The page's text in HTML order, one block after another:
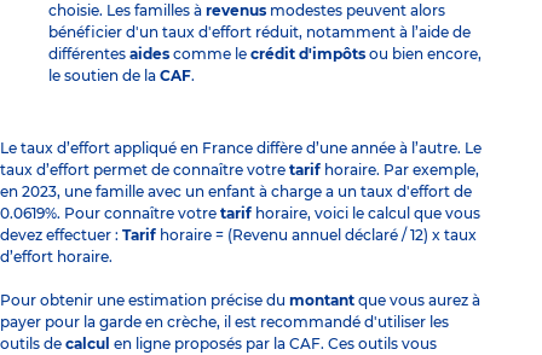
choisie. Les familles à revenus modestes peuvent alors
bénéficier d'un taux d'effort réduit, notamment à l’aide de
différentes aides comme le crédit d'impôts ou bien encore,
le soutien de la CAF.
Le taux d’effort appliqué en France diffère d’une année à l’autre. Le
taux d’effort permet de connaître votre tarif horaire. Par exemple,
en 2023, une famille avec un enfant à charge a un taux d'effort de
0.0619%. Pour connaître votre tarif horaire, voici le calcul que vous
devez effectuer : Tarif horaire = (Revenu annuel déclaré / 12) x taux
d’effort horaire.
Pour obtenir une estimation précise du montant que vous aurez à
payer pour la garde en crèche, il est recommandé d'utiliser les
outils de calcul en ligne proposés par la CAF. Ces outils vous